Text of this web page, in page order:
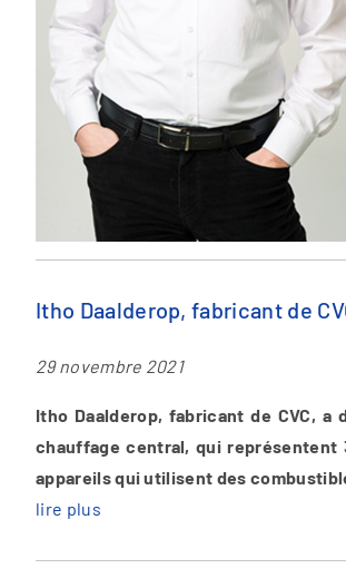
Itho Daalderop, fabricant de
29 novembre 2021
Itho Daalderop, fabricant de CVC,
chauffage central, qui représentent
appareils qui utilisent des
lire plus